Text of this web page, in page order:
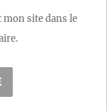
site dans le